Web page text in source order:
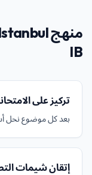
IB
تركيز على
بعد كل موضوع نحل
إتقان شيمات